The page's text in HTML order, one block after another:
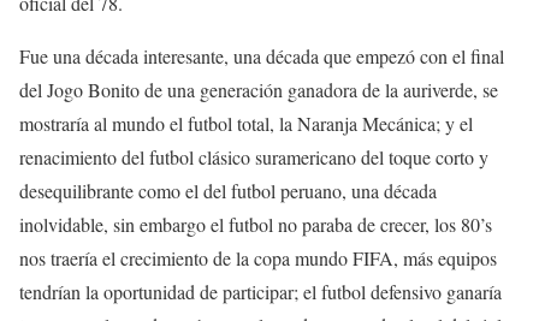
Fue una década interesante, una década que empezó con el final
del Jogo Bonito de una generación ganadora de la auriverde, se
mostraría al mundo el futbol total, la Naranja Mecánica; y el
renacimiento del futbol clásico suramericano del toque corto y
desequilibrante como el del futbol peruano, una década
inolvidable, sin embargo el futbol no paraba de crecer, los 80’s
nos traería el crecimiento de la copa mundo FIFA, más equipos
tendrían la oportunidad de participar; el futbol defensivo ganaría